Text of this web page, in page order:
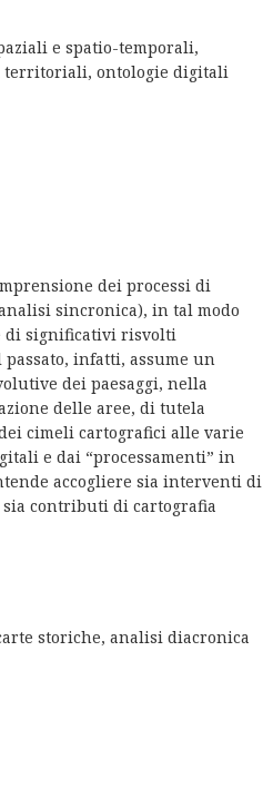
e spatio-temporali,
territoriali, ontologie digitali
dei processi di
sincronica), in tal modo
di significativi risvolti
infatti, assume un
dei paesaggi, nella
delle aree, di tutela
cimeli cartografici alle varie
e dai “processamenti” in
accogliere sia interventi di
contributi di cartografia
storiche, analisi diacronica